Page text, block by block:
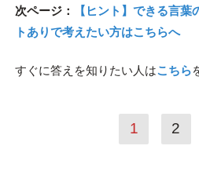
次ページ：
【ヒント】できる言
トありで考えたい方はこちらへ
すぐに答えを知りたい人はこちら
1 2